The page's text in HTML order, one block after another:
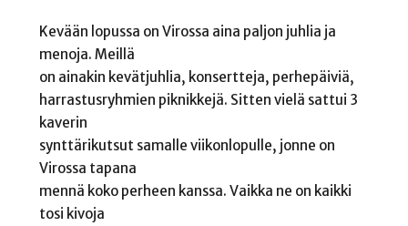
Kevään lopussa on Virossa aina paljon juhlia ja
menoja. Meillä
on ainakin kevätjuhlia, konsertteja, perhepäiviä,
harrastusryhmien piknikkejä. Sitten vielä sattui 3
kaverin
synttärikutsut samalle viikonlopulle, jonne on
Virossa tapana
mennä koko perheen kanssa. Vaikka ne on kaikki
tosi kivoja